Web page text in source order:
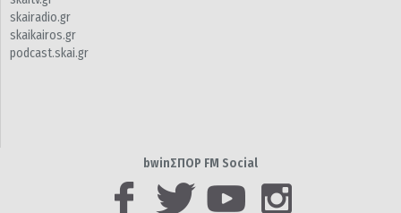
skairadio.gr
skaikairos.gr
podcast.skai.gr
bwinΣΠΟΡ FM Social